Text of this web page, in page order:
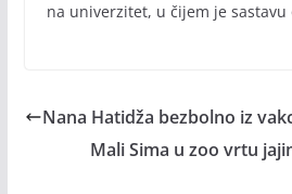
na univerzitet, u čijem je
Nana Hatidža bezbolno iz
Mali Sima u zoo vrtu